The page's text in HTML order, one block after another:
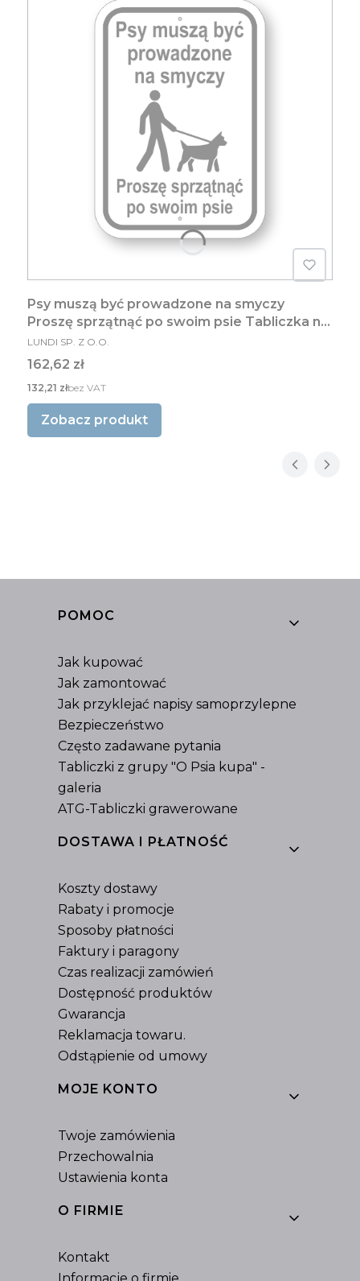
Psy muszą być prowadzone na smyczy
Proszę sprzątnąć po swoim psie Tabliczka na
trawnik
PRODUCENT
LUNDI SP. Z O.O.
Cena
162,62 zł
Cena
132,21 złbez VAT
Zobacz produkt
Linki w stopce
POMOC
Jak kupować
Jak zamontować
Jak przyklejać napisy samoprzylepne
Bezpieczeństwo
Często zadawane pytania
Tabliczki z grupy "O Psia kupa" -
galeria
ATG-Tabliczki grawerowane
DOSTAWA I PŁATNOŚĆ
Koszty dostawy
Rabaty i promocje
Sposoby płatności
Faktury i paragony
Czas realizacji zamówień
Dostępność produktów
Gwarancja
Reklamacja towaru.
Odstąpienie od umowy
MOJE KONTO
Twoje zamówienia
Przechowalnia
Ustawienia konta
O FIRMIE
Kontakt